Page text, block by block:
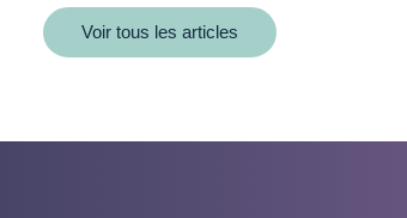
Voir tous les articles